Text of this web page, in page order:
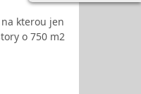
kterou jen
o 750 m2